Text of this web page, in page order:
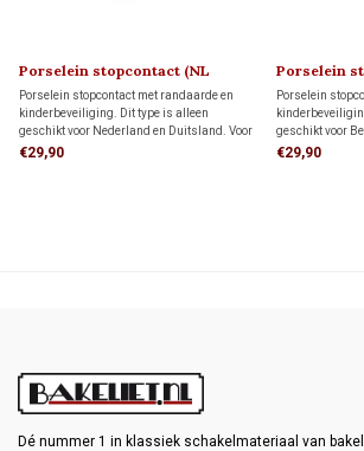
Porselein stopcontact (NL
kindveilig) 1910
Porselein stopcontact met randaarde en
kinderbeveiliging. Dit type is alleen
geschikt voor Nederland en Duitsland. Voor
een veilige en stabiele montage plaats je
€29,90
Porselein
Frankrijk
Porselein
geschikt voor
veilige en
€29,90
Dé nummer 1 in klassiek schakelmateriaal van